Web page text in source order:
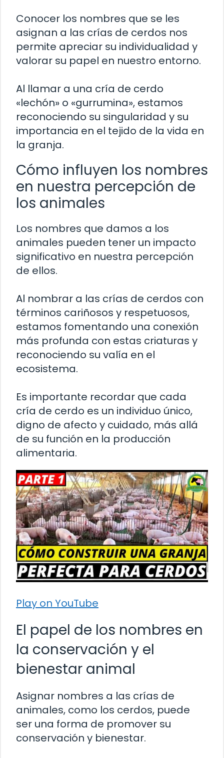
Conocer los nombres que se les
asignan a las crías de cerdos nos
permite apreciar su individualidad y
valorar su papel en nuestro entorno.
Al llamar a una cría de cerdo
«lechón» o «gurrumina», estamos
reconociendo su singularidad y su
importancia en el tejido de la vida en
la granja.
Cómo influyen los nombres
en nuestra percepción de
los animales
Los nombres que damos a los
animales pueden tener un impacto
significativo en nuestra percepción
de ellos.
Al nombrar a las crías de cerdos con
términos cariñosos y respetuosos,
estamos fomentando una conexión
más profunda con estas criaturas y
reconociendo su valía en el
ecosistema.
Es importante recordar que cada
cría de cerdo es un individuo único,
digno de afecto y cuidado, más allá
de su función en la producción
alimentaria.
Play on YouTube
El papel de los nombres en
la conservación y el
bienestar animal
Asignar nombres a las crías de
animales, como los cerdos, puede
ser una forma de promover su
conservación y bienestar.